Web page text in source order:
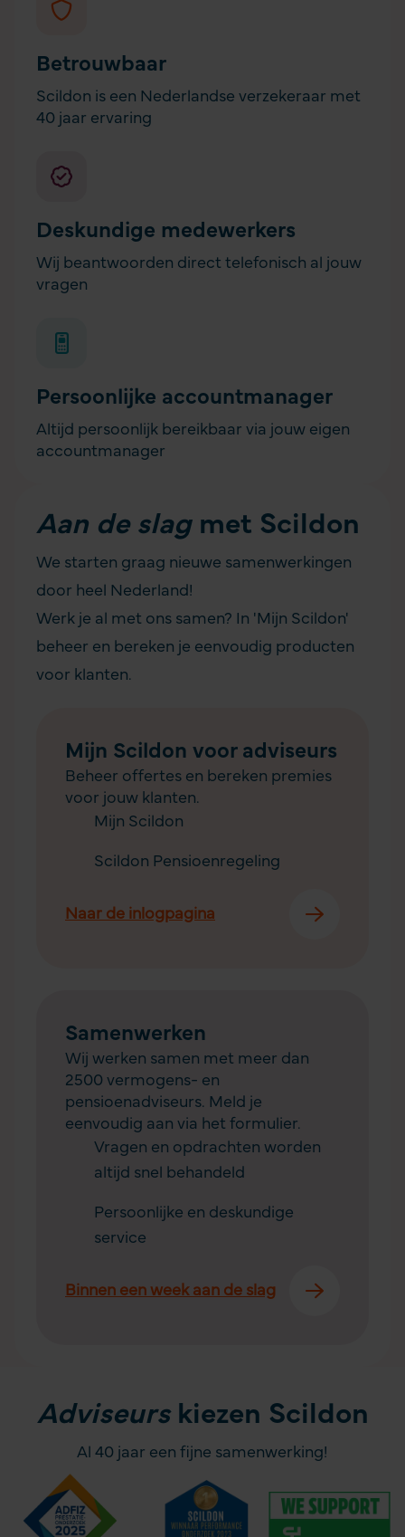
Betrouwbaar
Scildon is een Nederlandse verzekeraar met
40 jaar ervaring
Deskundige medewerkers
Wij beantwoorden direct telefonisch al jouw
vragen
Persoonlijke accountmanager
Altijd persoonlijk bereikbaar via jouw eigen
accountmanager
Aan de slagmet Scildon
We starten graag nieuwe samenwerkingen
door heel Nederland!
Werk je al met ons samen? In 'Mijn Scildon'
beheer en bereken je eenvoudig producten
voor klanten.
Mijn Scildon voor adviseurs
Beheer offertes en bereken premies
voor jouw klanten.
Mijn Scildon
Scildon Pensioenregeling
Naar de inlogpagina
Samenwerken
Wij werken samen met meer dan
2500 vermogens- en
pensioenadviseurs. Meld je
eenvoudig aan via het formulier.
Vragen en opdrachten worden
altijd snel behandeld
Persoonlijke en deskundige
service
Binnen een week aan de slag
Adviseurskiezen Scildon
Al 40 jaar een fijne samenwerking!